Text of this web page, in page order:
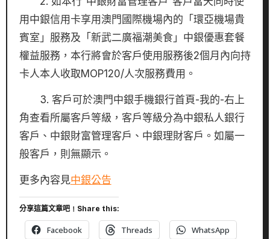
用中銀信用卡享用澳門國際機場內的「環亞機場貴
賓室」服務及「新武二廣福潮美食」中銀優惠套餐
權益服務，本行將會於客戶使用服務後2個月內向持
卡人本人收取MOP120/人次服務費用。
3. 客戶可於澳門中銀手機銀行首頁-我的-右上
角查看所屬客戶等級，客戶等級分為中銀私人銀行
客戶、中銀財富管理客戶、中銀理財客戶。如屬一
般客戶，則無顯示。
更多內容見中銀公告
分享這篇文章吧﹗Share this:
Facebook Threads WhatsApp